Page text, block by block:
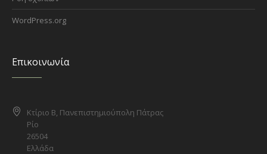
WordPress.org
Επικοινωνία
Κτίριο Β, Πανεπιστημιούπολη Πάτρας
Ρίο
26504
Ελλάδα